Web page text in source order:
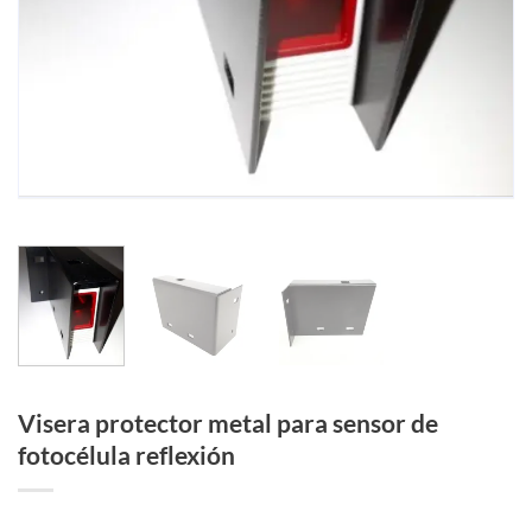
Visera protector metal para sensor de
fotocélula reflexión